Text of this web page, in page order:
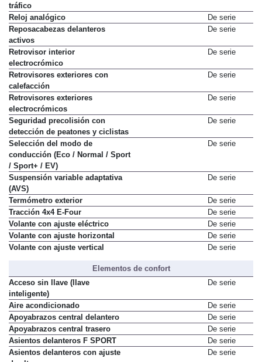
tráfico
Reloj analógico
De serie
Reposacabezas delanteros
activos
De serie
Retrovisor interior
electrocrómico
De serie
Retrovisores exteriores con
calefacción
De serie
Retrovisores exteriores
electrocrómicos
De serie
Seguridad precolisión con
detección de peatones y ciclistas
De serie
Selección del modo de
conducción (Eco / Normal / Sport
/ Sport+ / EV)
De serie
Suspensión variable adaptativa
(AVS)
De serie
Termómetro exterior
De serie
Tracción 4x4 E-Four
De serie
Volante con ajuste eléctrico
De serie
Volante con ajuste horizontal
De serie
Volante con ajuste vertical
De serie
Elementos de confort
Acceso sin llave (llave
inteligente)
De serie
Aire acondicionado
De serie
Apoyabrazos central delantero
De serie
Apoyabrazos central trasero
De serie
Asientos delanteros F SPORT
De serie
Asientos delanteros con ajuste
De serie